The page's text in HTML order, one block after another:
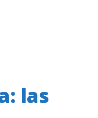
las